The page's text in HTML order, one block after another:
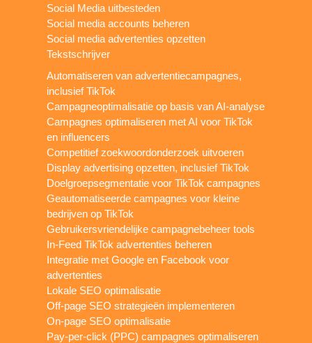
Social Media uitbesteden
Social media accounts beheren
Social media advertenties opzetten
Tekstschrijver
Automatiseren van advertentiecampagnes,
inclusief TikTok
Campagneoptimalisatie op basis van AI-analyse
Campagnes optimaliseren met AI voor TikTok
en influencers
Competitief zoekwoordonderzoek uitvoeren
Display advertising opzetten, inclusief TikTok
Doelgroepsegmentatie voor TikTok campagnes
Geautomatiseerde campagnes voor kleine
bedrijven op TikTok
Gebruikersvriendelijke campagnebeheer tools
In-Feed TikTok advertenties beheren
Integratie met Google en Facebook voor
advertenties
Lokale SEO optimalisatie
Off-page SEO strategieën implementeren
On-page SEO optimalisatie
Pay-per-click (PPC) campagnes optimaliseren